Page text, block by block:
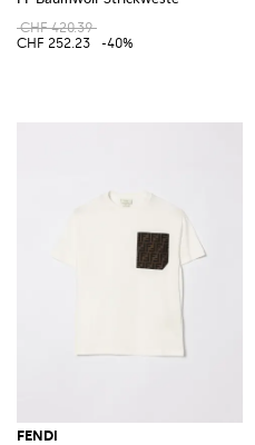
CHF 420.39
CHF 252.23
-40%
FENDI